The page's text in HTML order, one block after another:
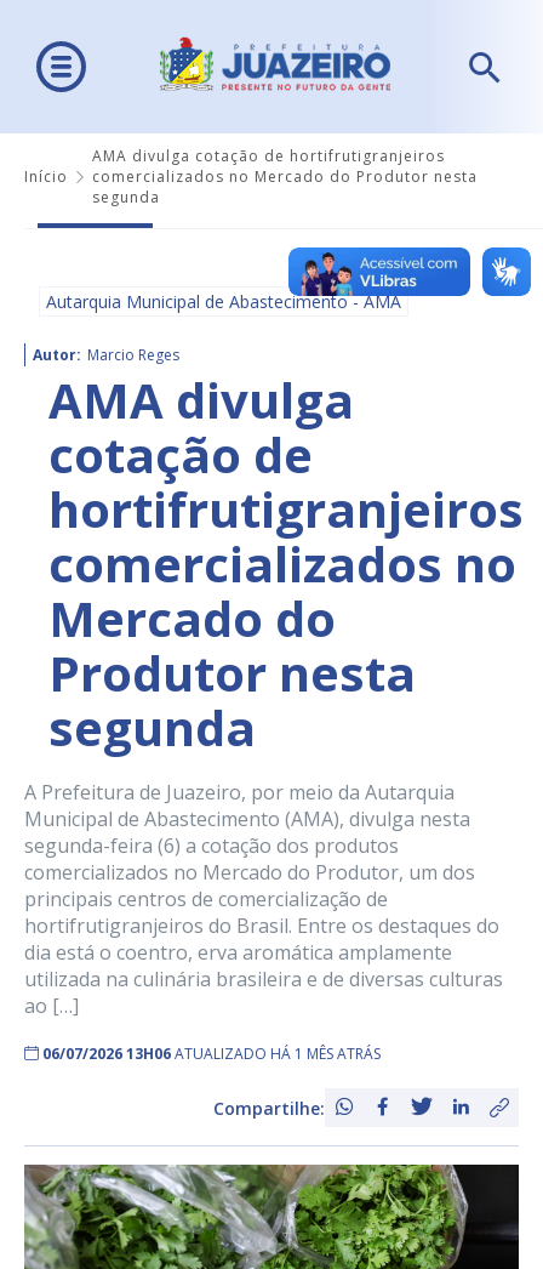
Início
AMA divulga cotação de hortifrutigranjeiros
comercializados no Mercado do Produtor nesta
segunda
Autarquia Municipal de Abastecimento - AMA
Autor: Marcio Reges
AMA divulga
cotação de
hortifrutigranjeiros
comercializados no
Mercado do
Produtor nesta
segunda
A Prefeitura de Juazeiro, por meio da Autarquia
Municipal de Abastecimento (AMA), divulga nesta
segunda-feira (6) a cotação dos produtos
comercializados no Mercado do Produtor, um dos
principais centros de comercialização de
hortifrutigranjeiros do Brasil. Entre os destaques do
dia está o coentro, erva aromática amplamente
utilizada na culinária brasileira e de diversas culturas
ao […]
06/07/2026 13H06ATUALIZADO HÁ 1 MÊS ATRÁS
Compartilhe: